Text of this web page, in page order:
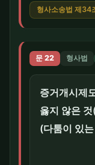
형사소송법 제34
문 22 형사법
증거개시제
옳지 않은
(다툼이 있